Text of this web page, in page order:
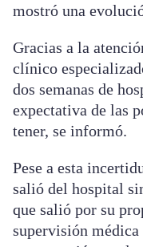
mostró una
Gracias a la
clínico
dos semanas de
expectativa de las
tener, se informó.
Pese a esta
salió del hospital
que salió por su
supervisión médica